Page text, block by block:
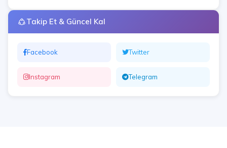
Takip Et & Güncel Kal
Facebook Twitter
Instagram Telegram